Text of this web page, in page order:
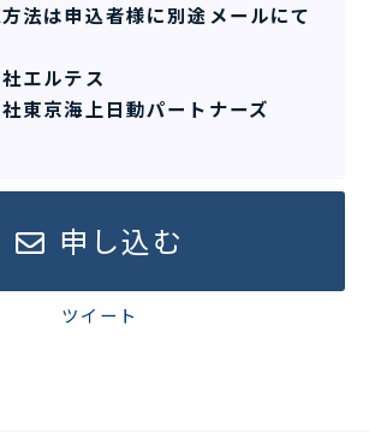
申込者様に別途メールにて
エルテス
東京海上日動パートナーズ
申し込む
ツイート